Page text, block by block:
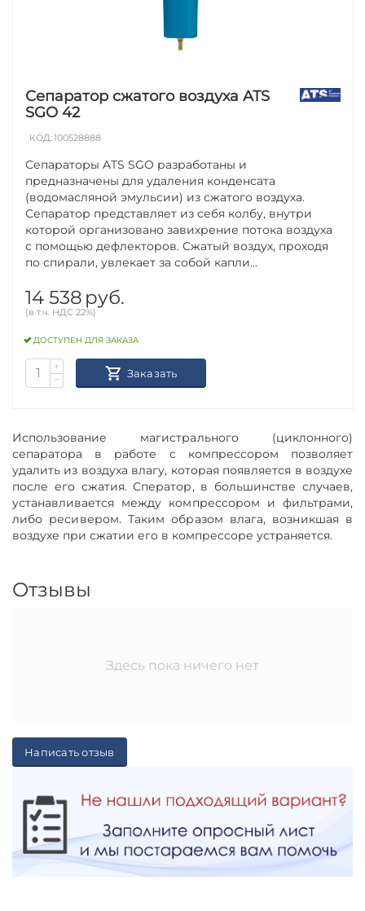
Использование магистрального (циклонного)
сепаратора в работе с компрессором позволяет
удалить из воздуха влагу, которая появляется в воздухе
после его сжатия. Сператор, в большинстве случаев,
устанавливается между компрессором и фильтрами,
либо ресивером. Таким образом влага, возникшая в
воздухе при сжатии его в компрессоре устраняется.
Сепаратор сжатого воздуха ATS
SGO 42
КОД:100528888
Сепараторы ATS SGO разработаны и
предназначены для удаления конденсата
(водомасляной эмульсии) из сжатого воздуха.
Сепаратор представляет из себя колбу, внутри
которой организовано завихрение потока воздуха
с помощью дефлекторов. Сжатый воздух, проходя
по спирали, увлекает за собой капли...
14 538 руб.
(в т.ч. НДС 22%)
ДОСТУПЕН ДЛЯ ЗАКАЗА
+
−
Заказать
Отзывы
Здесь пока ничего нет
Написать отзыв